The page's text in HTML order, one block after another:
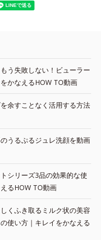
う失敗しない！ビューラー
かなえるHOW TO動画
余すことなく活用する方法
うるぷるジュレ洗顔を動画
シリーズ3品の効果的な使
るHOW TO動画
くふき取るミルク状の美容
使い方｜キレイをかなえる